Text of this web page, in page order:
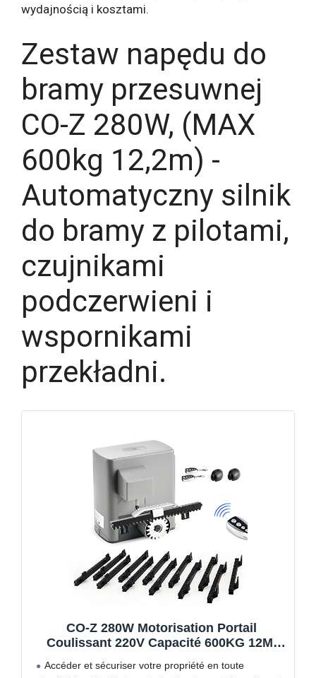
wydajnością i kosztami.
Zestaw napędu do
bramy przesuwnej
CO-Z 280W, (MAX
600kg 12,2m) -
Automatyczny silnik
do bramy z pilotami,
czujnikami
podczerwieni i
wspornikami
przekładni.
CO-Z 280W Motorisation Portail
Coulissant 220V Capacité 600KG 12M,
Automatique avec 2 Télécommandes, 4m
Accéder et sécuriser votre propriété en toute